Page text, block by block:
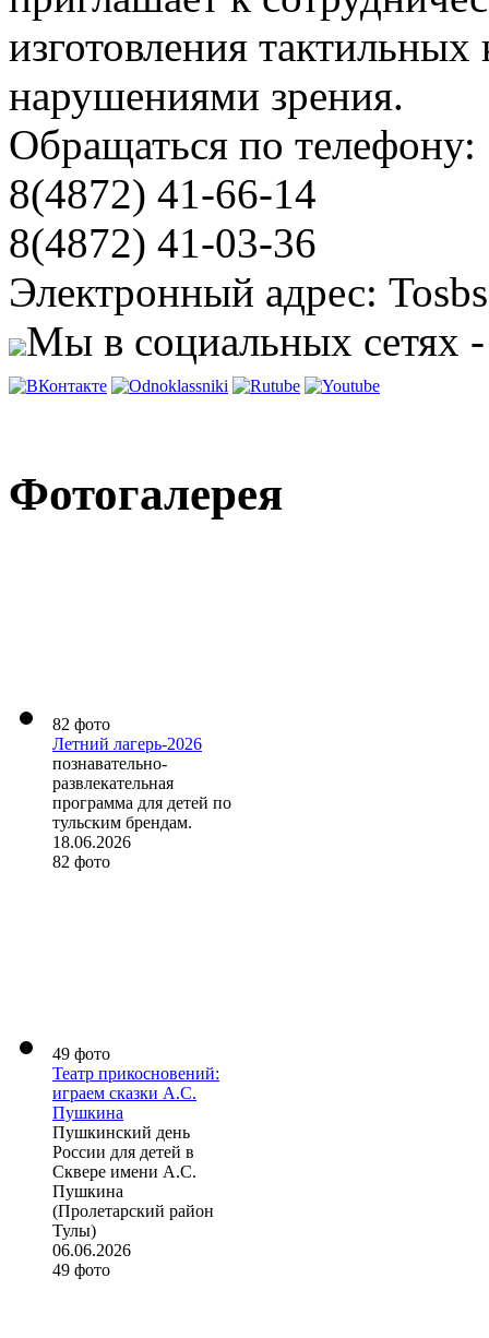
изготовления
нарушениями зрения.
Обращаться по телефону:
8(4872) 41-66-14
8(4872) 41-03-36
Электронный адрес:
Мы в социальных сетях
Фотогалерея
82 фото
Летний лагерь-2026
познавательно-
развлекательная
программа для детей по
тульским брендам.
18.06.2026
82 фото
49 фото
Театр прикосновений:
играем сказки А.С.
Пушкина
Пушкинский день
России для детей в
Сквере имени А.С.
Пушкина
(Пролетарский район
Тулы)
06.06.2026
49 фото